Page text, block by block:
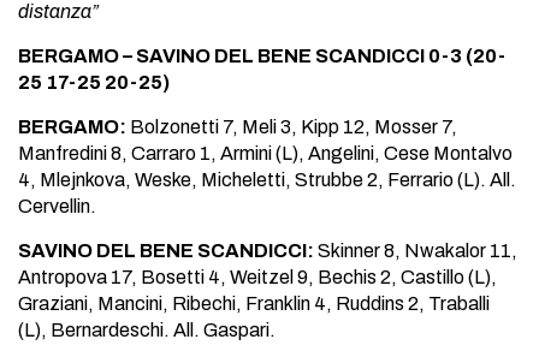
distanza”
BERGAMO – SAVINO DEL BENE SCANDICCI 0-3 (20-
25 17-25 20-25)
BERGAMO: Bolzonetti 7, Meli 3, Kipp 12, Mosser 7,
Manfredini 8, Carraro 1, Armini (L), Angelini, Cese Montalvo
4, Mlejnkova, Weske, Micheletti, Strubbe 2, Ferrario (L). All.
Cervellin.
SAVINO DEL BENE SCANDICCI: Skinner 8, Nwakalor 11,
Antropova 17, Bosetti 4, Weitzel 9, Bechis 2, Castillo (L),
Graziani, Mancini, Ribechi, Franklin 4, Ruddins 2, Traballi
(L), Bernardeschi. All. Gaspari.